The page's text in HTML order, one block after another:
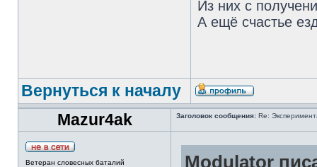
Из них с
А ещё счастье
Вернуться к началу
Mazur4ak
Заголовок сообщения: Re:
Ветеран словесных баталий Modulator